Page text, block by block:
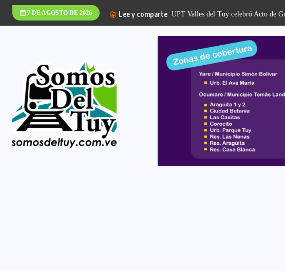
7 DE AGOSTO DE 2026 Lee y comparte UPT Valles del Tuy celebró Acto de